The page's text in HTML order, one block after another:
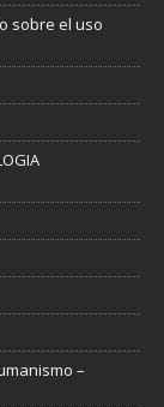
sobre el uso
–